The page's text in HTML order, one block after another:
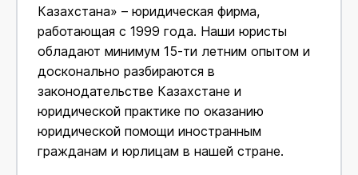
Казахстана» – юридическая фирма,
работающая с 1999 года. Наши юристы
обладают минимум 15-ти летним опытом и
досконально разбираются в
законодательстве Казахстане и
юридической практике по оказанию
юридической помощи иностранным
гражданам и юрлицам в нашей стране.